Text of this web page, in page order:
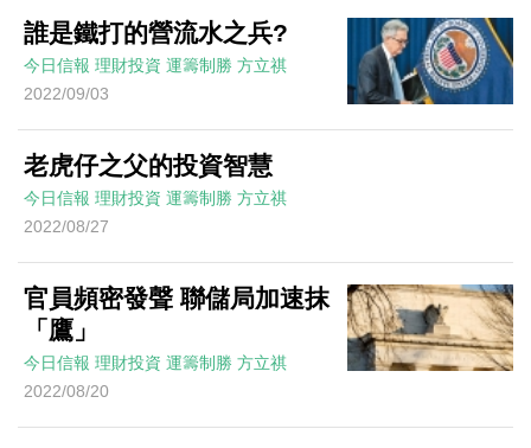
誰是鐵打的營流水之兵?
今日信報 理財投資 運籌制勝 方立祺
2022/09/03
老虎仔之父的投資智慧
今日信報 理財投資 運籌制勝 方立祺
2022/08/27
官員頻密發聲 聯儲局加速抹
「鷹」
今日信報 理財投資 運籌制勝 方立祺
2022/08/20